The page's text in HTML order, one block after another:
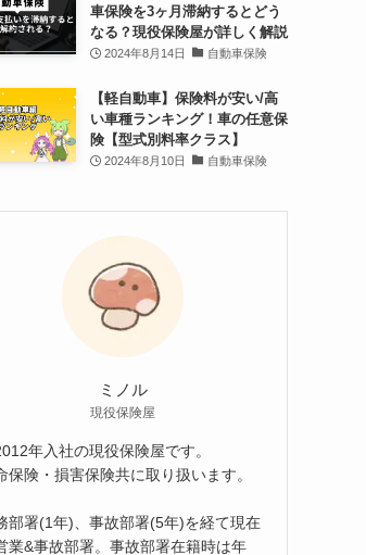
車保険を3ヶ月滞納するとどう
なる？現役保険屋が詳しく解説
2024年8月14日 自動車保険
【軽自動車】保険料が安い/高
い車種ランキング！車の任意保
険【型式別料率クラス】
2024年8月10日 自動車保険
ミノル
現役保険屋
年入社の現役保険屋です。
保険・損害保険共に取り扱います。
部署(1年)、事故部署(5年)を経て現在
業&事故部署。事故部署在籍時は年